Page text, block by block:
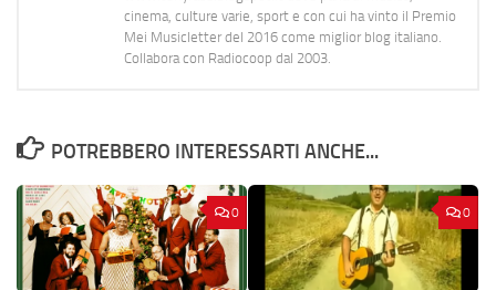
cinema, culture varie, sport e con cui ha vinto il Premio
Mei Musicletter del 2016 come miglior blog italiano.
Collabora con Radiocoop dal 2003.
POTREBBERO INTERESSARTI ANCHE...
0 0